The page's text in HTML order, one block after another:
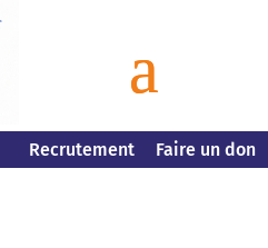
Recrutement Faire un don